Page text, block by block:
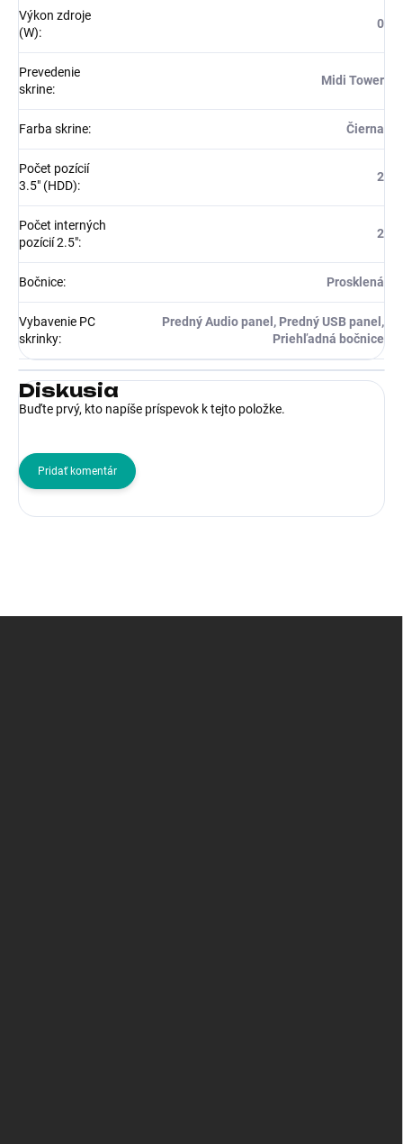
Výkon zdroje
(W):
0
Prevedenie
skrine:
Midi Tower
Farba skrine: Čierna
Počet pozícií
3.5" (HDD):
2
Počet interných
pozícií 2.5":
2
Bočnice: Prosklená
Vybavenie PC
skrinky:
Predný Audio panel, Predný USB panel,
Priehľadná bočnice
Diskusia
Buďte prvý, kto napíše príspevok k tejto položke.
Pridať komentár